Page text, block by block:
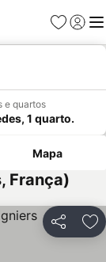
Favoritos
Iniciar
e quartos
1 quarto.
Mapa
França)
Partilhar